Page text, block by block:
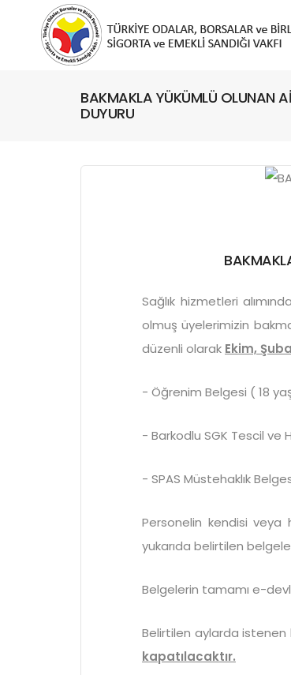
BAKMAKLA YÜKÜMLÜ OLUNAN
DUYURU
Sağlık hizmetleri
olmuş üyelerimizin
düzenli olarak Ekim,
- Öğrenim Belgesi ( 18
- Barkodlu SGK Tescil ve
- SPAS Müstehaklık
Personelin kendisi veya
yukarıda belirtilen
Belgelerin tamamı e-
Belirtilen aylarda
kapatılacaktır.